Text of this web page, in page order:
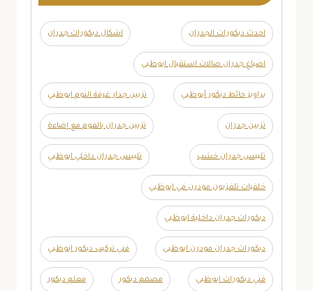
احدث ديكورات الجدران اشكال ديكورات جدران
اصباغ جدران صالات استقبال ابوظبي
براويز حائط ديكور أبوظبي تزيين جدار غرفة النوم ابوظبي
تزيين جدران تزيين جدران بالفوم مع إضاءة
تلبيس جدران خشب تلبيس جدران داخلي ابوظبي
خلفيات تلفزيون مودرن في ابوظبي
ديكورات جدران داخلية ابوظبي
ديكورات جدران مودرن ابوظبي فني تركيب ديكور ابوظبي
فني ديكورات ابوظبي مصمم ديكور معلم ديكور